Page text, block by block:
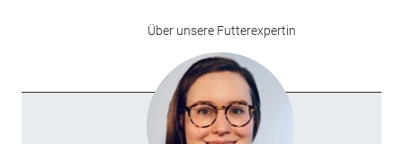
Über unsere Futterexpertin